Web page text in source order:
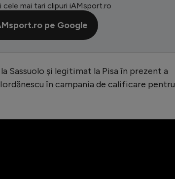
cele mai tari clipuri iAMsport.ro
pe Google
Sassuolo și legitimat la Pisa în prezent a
în campania de calificare pentru